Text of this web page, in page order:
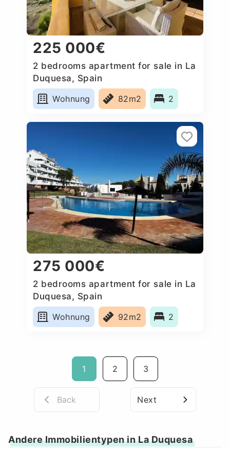
225 000€
2 bedrooms apartment for sale in La
Duquesa, Spain
Wohnung
82m2 2
275 000€
2 bedrooms apartment for sale in La
Duquesa, Spain
Wohnung
92m2 2
1 2 3
Back Next
Andere Immobilientypen in La Duquesa